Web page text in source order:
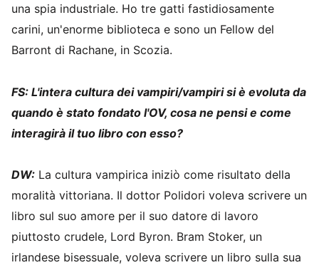
una spia industriale. Ho tre gatti fastidiosamente
carini, un'enorme biblioteca e sono un Fellow del
Barront di Rachane, in Scozia.
FS: L'intera cultura dei vampiri/vampiri si è evoluta da
quando è stato fondato l'OV, cosa ne pensi e come
interagirà il tuo libro con esso?
DW: La cultura vampirica iniziò come risultato della
moralità vittoriana. Il dottor Polidori voleva scrivere un
libro sul suo amore per il suo datore di lavoro
piuttosto crudele, Lord Byron. Bram Stoker, un
irlandese bisessuale, voleva scrivere un libro sulla sua